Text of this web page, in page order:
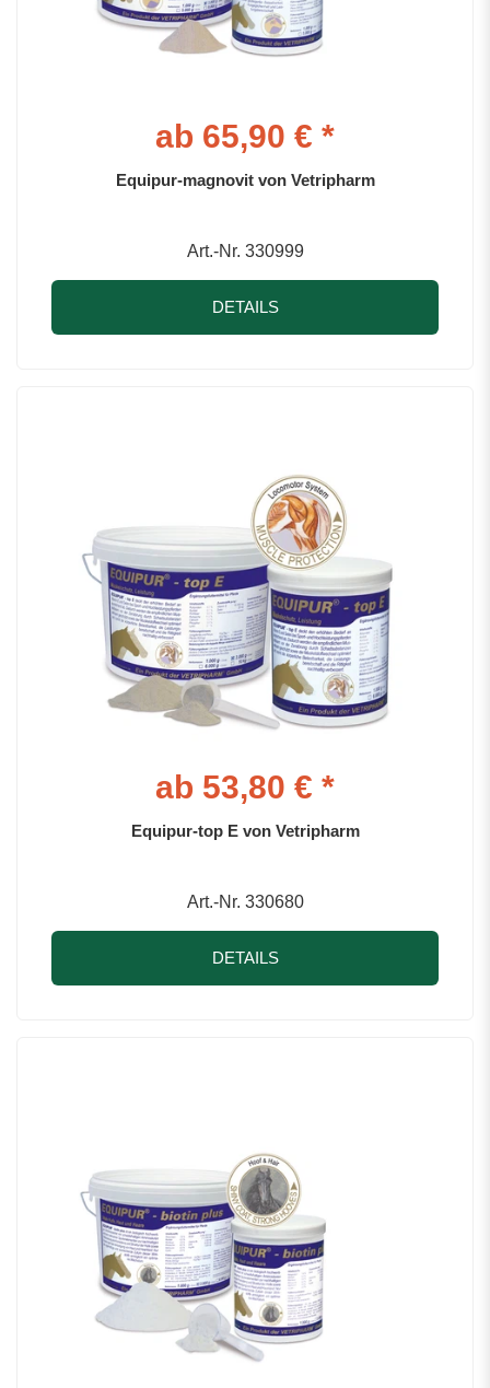
ab 65,90 € *
Equipur-magnovit von Vetripharm
Art.-Nr. 330999
DETAILS
ab 53,80 € *
Equipur-top E von Vetripharm
Art.-Nr. 330680
DETAILS